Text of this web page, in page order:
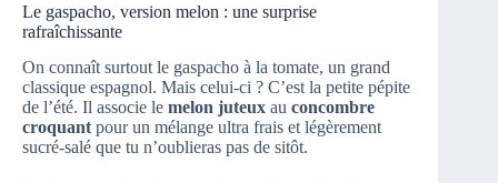
Le gaspacho, version melon : une surprise
rafraîchissante
On connaît surtout le gaspacho à la tomate, un grand
classique espagnol. Mais celui-ci ? C’est la petite pépite
de l’été. Il associe le melon juteux au concombre
croquant pour un mélange ultra frais et légèrement
sucré-salé que tu n’oublieras pas de sitôt.